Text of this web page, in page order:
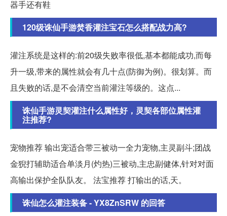
器手还有鞋
120级诛仙手游焚香灌注宝石怎么搭配战力高?
灌注系统是这样的:前20级失败率很低,基本都能成功,而每
升一级,带来的属性就会有几十点(防御为例)。很划算。而
且失败的话,是不会清空当前灌注等级的。这点...
诛仙手游灵契灌注什么属性好，灵契各部位属性灌
注推荐?
宠物推荐 输出宠适合带三被动一全力宠物,主灵副斗;团战
金猊打辅助适合单淡月(灼热)三被动,主忠副健体,针对对面
高输出保护全队队友。 法宝推荐 打输出的话,天。
诛仙怎么灌注装备 - YX8ZnSRW 的回答